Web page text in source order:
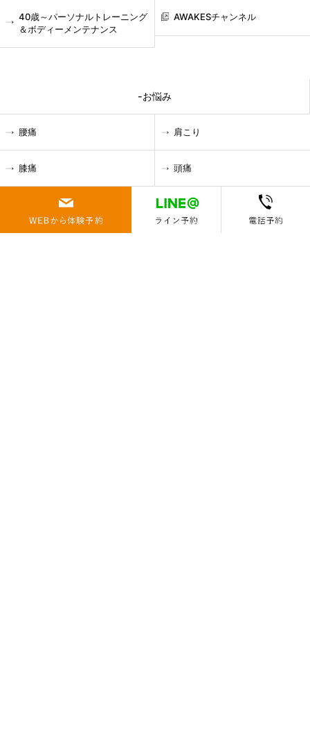
40歳～パーソナルトレーニング
＆ボディーメンテナンス
AWAKESチャンネル
-お悩み
腰痛 肩こり
膝痛 頭痛
疲れ